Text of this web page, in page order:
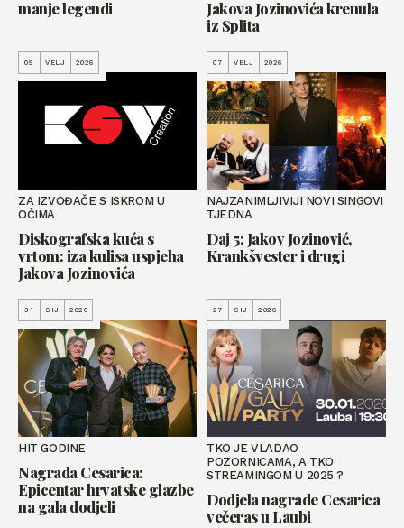
manje legendi
Jakova Jozinovića krenula
iz Splita
09 VELJ 2026
ZA IZVOĐAČE S ISKROM U
OČIMA
Diskografska kuća s
vrtom: iza kulisa uspjeha
Jakova Jozinovića
07 VELJ 2026
NAJZANIMLJIVIJI NOVI SINGOVI
TJEDNA
Daj 5: Jakov Jozinović,
Krankšvester i drugi
31 SIJ 2026
HIT GODINE
Nagrada Cesarica:
Epicentar hrvatske glazbe
na gala dodjeli
27 SIJ 2026
TKO JE VLADAO
POZORNICAMA, A TKO
STREAMINGOM U 2025.?
Dodjela nagrade Cesarica
večeras u Laubi